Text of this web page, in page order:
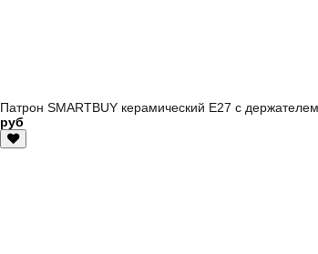
Патрон SMARTBUY керамический E27 с
руб